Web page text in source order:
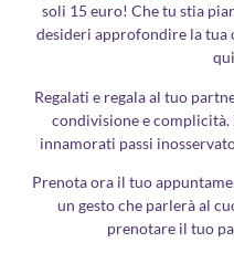
soli 15 euro! Che tu stia
desideri approfondire la tua
Regalati e regala al tuo
condivisione e
innamorati passi
Prenota ora il tuo
un gesto che parlerà al
prenotare il tuo